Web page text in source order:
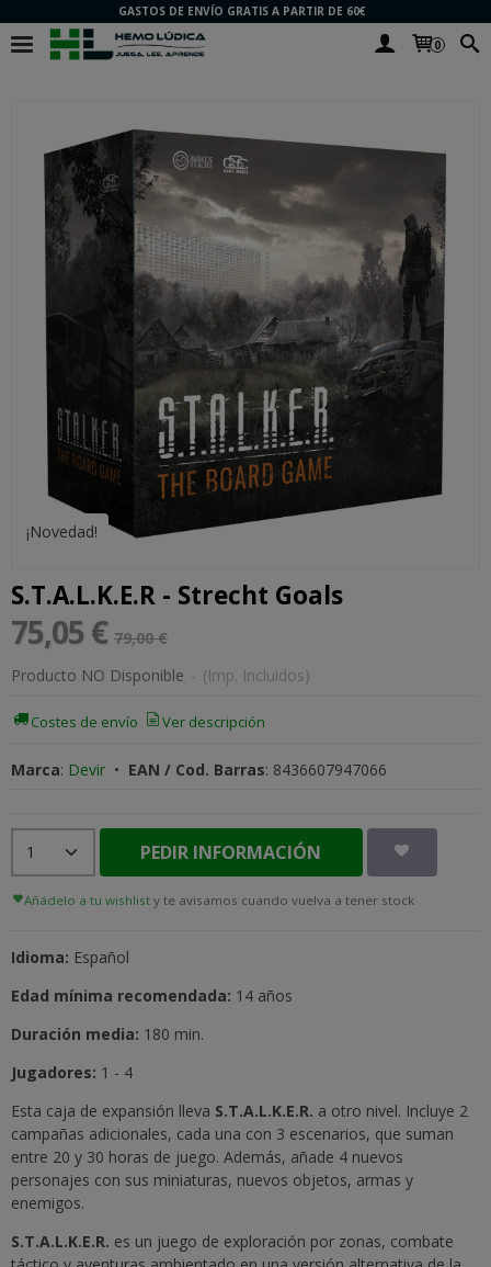
GASTOS DE ENVÍO GRATIS A PARTIR DE 60€
0
¡Novedad!
S.T.A.L.K.E.R - Strecht Goals
75,05 € 79,00 €
Producto NO Disponible - (Imp. Incluidos)
Costes de envío Ver descripción
Marca: Devir • EAN / Cod. Barras: 8436607947066
PEDIR INFORMACIÓN
Añádelo a tu wishlist y te avisamos cuando vuelva a tener stock
Idioma: Español
Edad mínima recomendada: 14 años
Duración media: 180 min.
Jugadores: 1 - 4
Esta caja de expansión lleva S.T.A.L.K.E.R. a otro nivel. Incluye 2
campañas adicionales, cada una con 3 escenarios, que suman
entre 20 y 30 horas de juego. Además, añade 4 nuevos
personajes con sus miniaturas, nuevos objetos, armas y
enemigos.
S.T.A.L.K.E.R. es un juego de exploración por zonas, combate